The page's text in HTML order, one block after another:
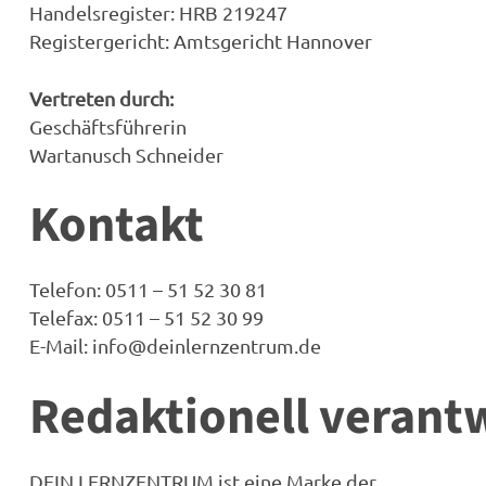
Handelsregister: HRB 219247
Registergericht: Amtsgericht Hannover
Vertreten durch:
Geschäftsführerin
Wartanusch Schneider
Kontakt
Telefon: 0511 – 51 52 30 81
Telefax: 0511 – 51 52 30 99
E-Mail: info@deinlernzentrum.de
Redaktionell
DEIN LERNZENTRUM ist eine Marke der